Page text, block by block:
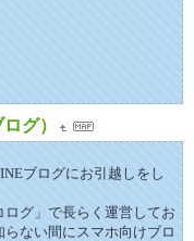
グ）
ブログにお引越しをし
グ」で長らく運営してお
ない間にスマホ向けブロ